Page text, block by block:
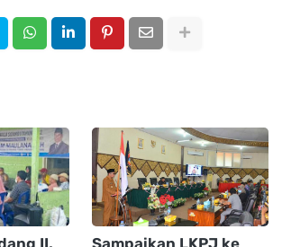
II,
Sampaikan LKPJ ke